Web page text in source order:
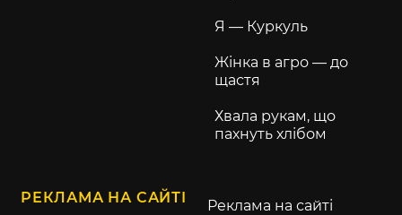
Я — Куркуль
Жінка в агро — до
щастя
Хвала рукам, що
пахнуть хлібом
РЕКЛАМА НА САЙТІ Реклама на сайті